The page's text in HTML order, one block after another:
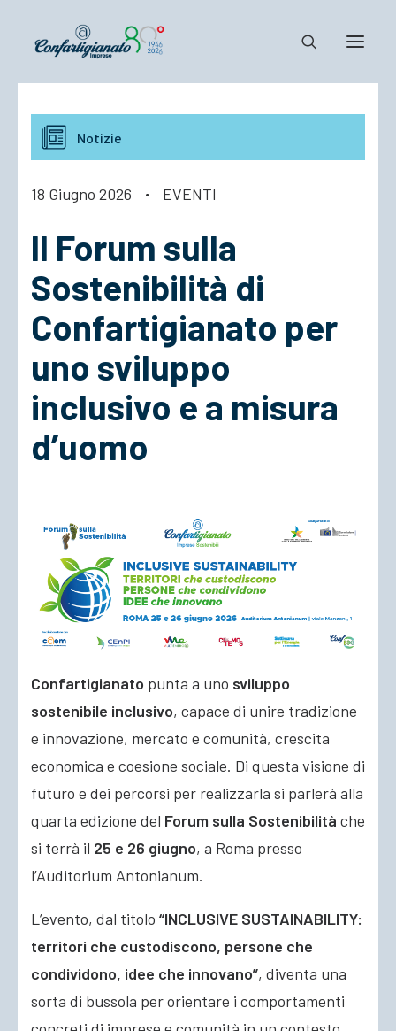
Notizie e Documenti
Confartigianato
Cosa Facciamo
ACCEDI
Notizie
18 Giugno 2026 · EVENTI
Il Forum sulla
Sostenibilità di
Confartigianato per
uno sviluppo
inclusivo e a misura
d’uomo
Confartigianato punta a uno sviluppo
sostenibile inclusivo, capace di unire tradizione
e innovazione, mercato e comunità, crescita
economica e coesione sociale. Di questa visione di
futuro e dei percorsi per realizzarla si parlerà alla
quarta edizione del Forum sulla Sostenibilità che
si terrà il 25 e 26 giugno, a Roma presso
l’Auditorium Antonianum.
L’evento, dal titolo “INCLUSIVE SUSTAINABILITY:
territori che custodiscono, persone che
condividono, idee che innovano”, diventa una
sorta di bussola per orientare i comportamenti